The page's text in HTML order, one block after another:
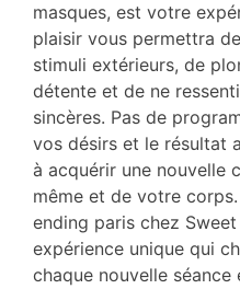
masques, est votre
plaisir vous permettra
stimuli extérieurs, de
détente et de ne
sincères. Pas de
vos désirs et le résultat
à acquérir une nouvelle
même et de votre
ending paris chez
expérience unique qui
chaque nouvelle séance